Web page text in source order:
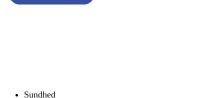
Sundhed